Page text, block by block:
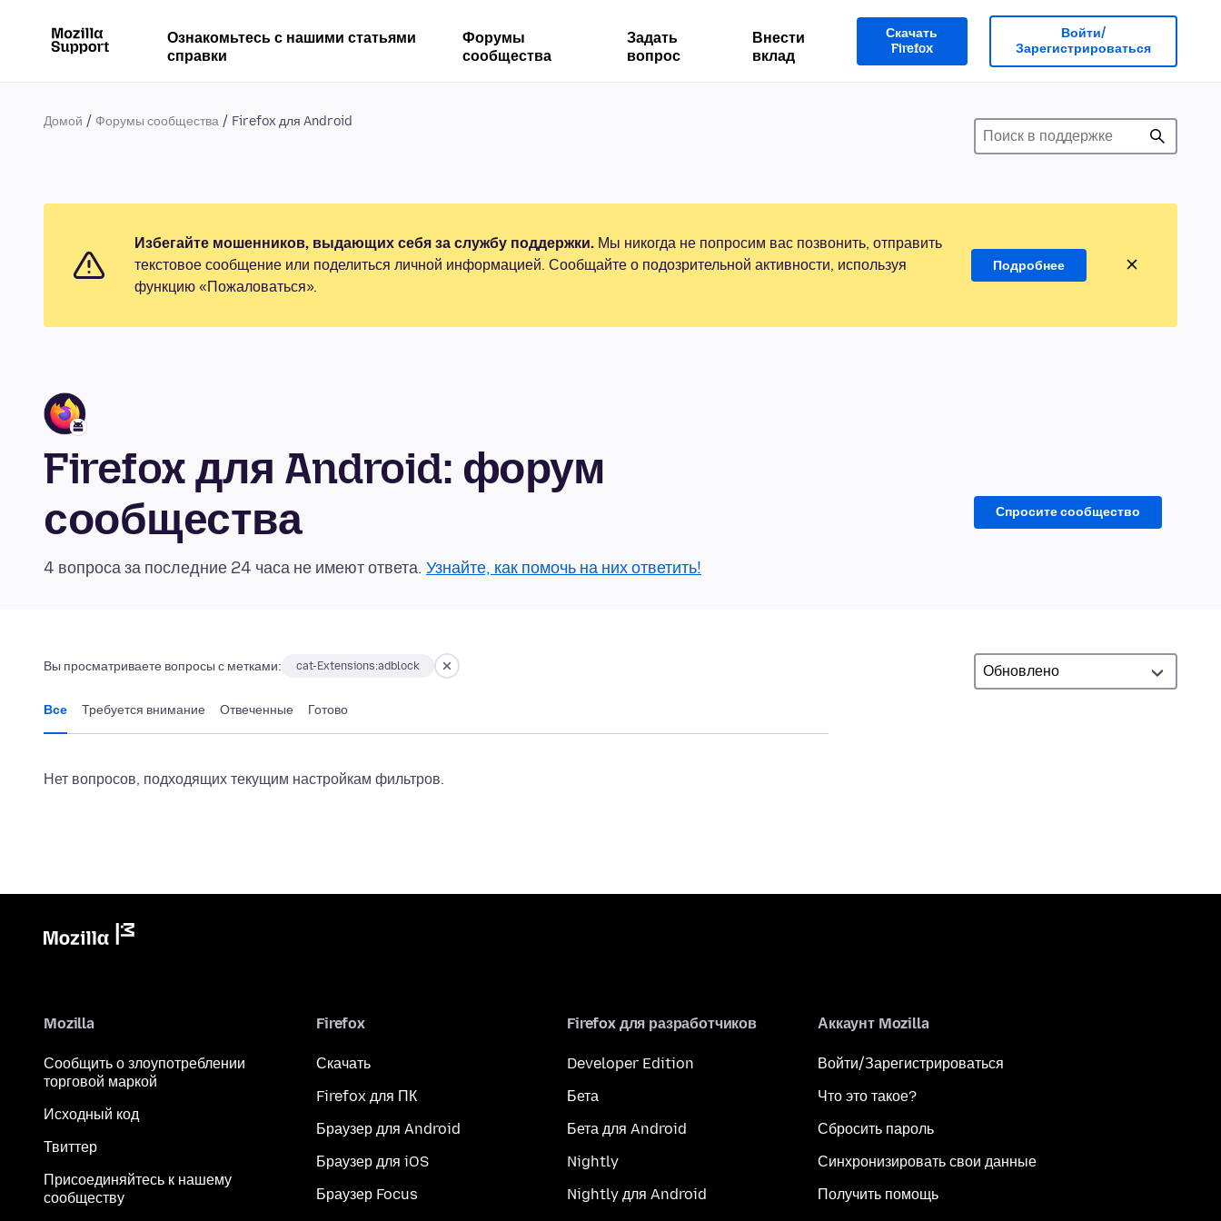
Ознакомьтесь с нашими статьями
справки
Форумы
сообщества
Задать
вопрос
Внести
вклад
Скачать
Firefox
Войти/
Зарегистрироваться
Домой Форумы сообщества Firefox для Android
Избегайте мошенников, выдающих себя за службу поддержки. Мы никогда не попросим вас позвонить, отправить
текстовое сообщение или поделиться личной информацией. Сообщайте о подозрительной активности, используя
функцию «Пожаловаться».
Подробнее
Firefox для Android: форум
сообщества
4 вопроса за последние 24 часа не имеют ответа. Узнайте, как помочь на них ответить!
Спросите сообщество
Вы просматриваете вопросы с метками: cat-Extensions:adblock
Все Требуется внимание Отвеченные Готово
Нет вопросов, подходящих текущим настройкам фильтров.
Mozilla
Сообщить о злоупотреблении
торговой маркой
Исходный код
Твиттер
Присоединяйтесь к нашему
сообществу
Firefox
Скачать
Firefox для ПК
Браузер для Android
Браузер для iOS
Браузер Focus
Firefox для разработчиков
Developer Edition
Бета
Бета для Android
Nightly
Nightly для Android
Аккаунт Mozilla
Войти/Зарегистрироваться
Что это такое?
Сбросить пароль
Синхронизировать свои данные
Получить помощь